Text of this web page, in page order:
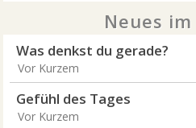
Neues
Was denkst du gerade?
Vor Kurzem
Gefühl des Tages
Vor Kurzem